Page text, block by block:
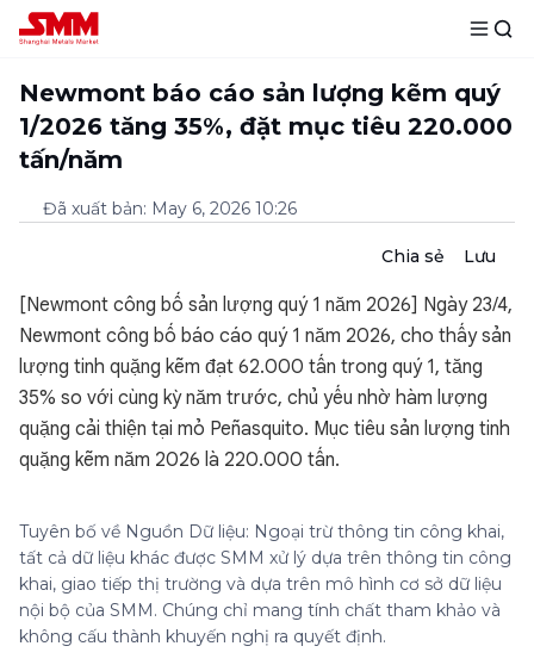
Newmont báo cáo sản lượng kẽm quý
1/2026 tăng 35%, đặt mục tiêu 220.000
tấn/năm
Đã xuất bản: May 6, 2026 10:26
Chia sẻ Lưu
[Newmont công bố sản lượng quý 1 năm 2026] Ngày 23/4,
Newmont công bố báo cáo quý 1 năm 2026, cho thấy sản
lượng tinh quặng kẽm đạt 62.000 tấn trong quý 1, tăng
35% so với cùng kỳ năm trước, chủ yếu nhờ hàm lượng
quặng cải thiện tại mỏ Peñasquito. Mục tiêu sản lượng tinh
quặng kẽm năm 2026 là 220.000 tấn.
Tuyên bố về Nguồn Dữ liệu: Ngoại trừ thông tin công khai,
tất cả dữ liệu khác được SMM xử lý dựa trên thông tin công
khai, giao tiếp thị trường và dựa trên mô hình cơ sở dữ liệu
nội bộ của SMM. Chúng chỉ mang tính chất tham khảo và
không cấu thành khuyến nghị ra quyết định.